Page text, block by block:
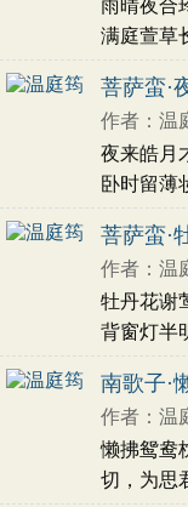
唐诗三百首 古
古文观止
壮
怀念
友人
农民
闲适
回忆
坚强
少女
歌颂
劝诫
相思
伤感
惆怅
亡妻
愤懑
雨晴夜合
满庭萱草
菩萨蛮·
作者：温
夜来皓月
卧时留薄
菩萨蛮·
作者：温
牡丹花谢
背窗灯半
南歌子·
作者：温
懒拂鸳鸯
切，为思